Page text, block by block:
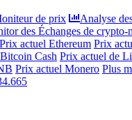
de prix
Analyse
des Échanges de crypto-
Prix actuel Ethereum Prix
Cash Prix actuel de
Prix actuel Monero Plus